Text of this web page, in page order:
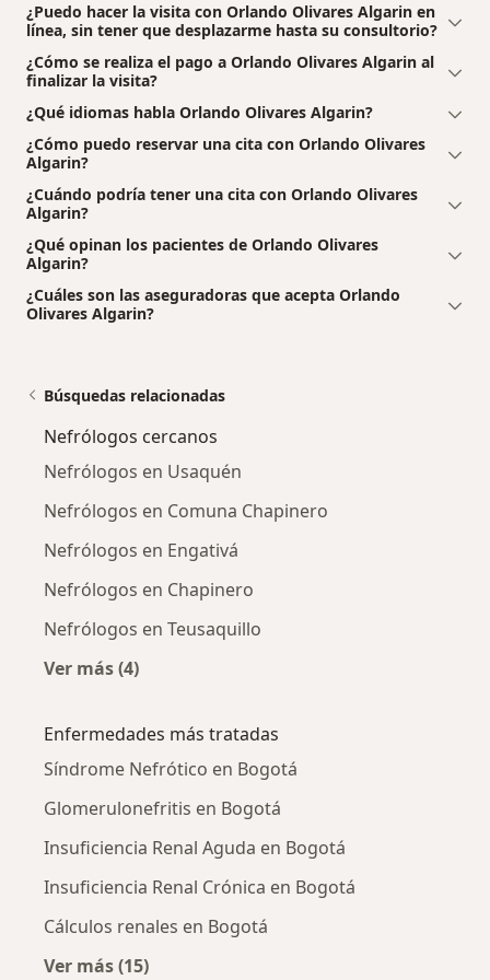
¿Puedo hacer la visita con Orlando Olivares Algarin en
línea, sin tener que desplazarme hasta su consultorio?
¿Cómo se realiza el pago a Orlando Olivares Algarin al
finalizar la visita?
¿Qué idiomas habla Orlando Olivares Algarin?
¿Cómo puedo reservar una cita con Orlando Olivares
Algarin?
¿Cuándo podría tener una cita con Orlando Olivares
Algarin?
¿Qué opinan los pacientes de Orlando Olivares
Algarin?
¿Cuáles son las aseguradoras que acepta Orlando
Olivares Algarin?
Búsquedas relacionadas
Nefrólogos cercanos
Nefrólogos en Usaquén
Nefrólogos en Comuna Chapinero
Nefrólogos en Engativá
Nefrólogos en Chapinero
Nefrólogos en Teusaquillo
Ver más (4)
Enfermedades más tratadas
Síndrome Nefrótico en Bogotá
Glomerulonefritis en Bogotá
Insuficiencia Renal Aguda en Bogotá
Insuficiencia Renal Crónica en Bogotá
Cálculos renales en Bogotá
Ver más (15)